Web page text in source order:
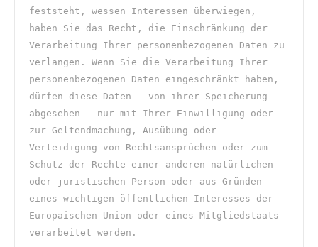
feststeht, wessen Interessen überwiegen,
haben Sie das Recht, die Einschränkung der
Verarbeitung Ihrer personenbezogenen Daten zu
verlangen. Wenn Sie die Verarbeitung Ihrer
personenbezogenen Daten eingeschränkt haben,
dürfen diese Daten – von ihrer Speicherung
abgesehen – nur mit Ihrer Einwilligung oder
zur Geltendmachung, Ausübung oder
Verteidigung von Rechtsansprüchen oder zum
Schutz der Rechte einer anderen natürlichen
oder juristischen Person oder aus Gründen
eines wichtigen öffentlichen Interesses der
Europäischen Union oder eines Mitgliedstaats
verarbeitet werden.